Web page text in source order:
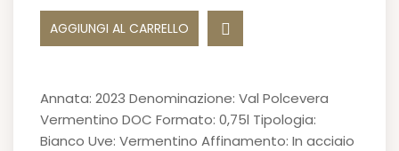
AGGIUNGI AL CARRELLO
Annata: 2023 Denominazione: Val Polcevera
Vermentino DOC Formato: 0,75l Tipologia:
Bianco Uve: Vermentino Affinamento: In acciaio